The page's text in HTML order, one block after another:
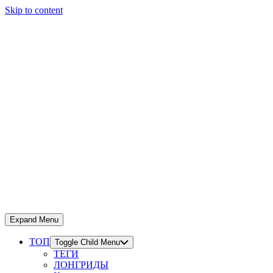
Skip to content
Expand Menu
ТОП Toggle Child Menu
ТЕГИ
ЛОНГРИДЫ